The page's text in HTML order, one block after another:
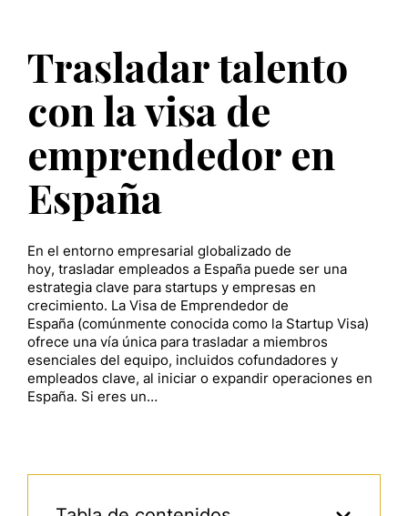
Trasladar talento
con la visa de
emprendedor en
España
En el entorno empresarial globalizado de
hoy, trasladar empleados a España puede ser una
estrategia clave para startups y empresas en
crecimiento. La Visa de Emprendedor de
España (comúnmente conocida como la Startup Visa)
ofrece una vía única para trasladar a miembros
esenciales del equipo, incluidos cofundadores y
empleados clave, al iniciar o expandir operaciones en
España. Si eres un…